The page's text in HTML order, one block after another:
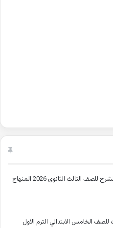
تحميل كتاب الامتحان في الكيمياء جزء الشرح للصف الثالث الثانوى 2026 المنهاج
الخامس الابتدائي الترم الاول